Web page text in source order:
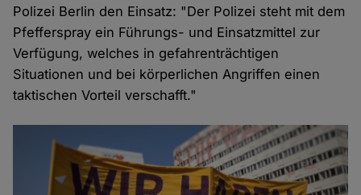
Polizei Berlin den Einsatz: "Der Polizei steht mit dem
Pfefferspray ein Führungs- und Einsatzmittel zur
Verfügung, welches in gefahrenträchtigen
Situationen und bei körperlichen Angriffen einen
taktischen Vorteil verschafft."